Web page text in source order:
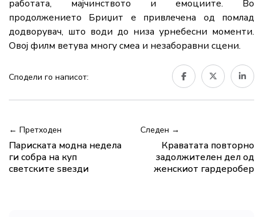
работата, мајчинството и емоциите. Во
продолжението Бриџит е привлечена од помлад
додворувач, што води до низа урнебесни моменти.
Овој филм ветува многу смеа и незаборавни сцени.
Сподели го написот:
← Претходен
Париската модна недела
ги собра на куп
светските ѕвезди
Следен →
Краватата повторно
задолжителен дел од
женскиот гардеробер